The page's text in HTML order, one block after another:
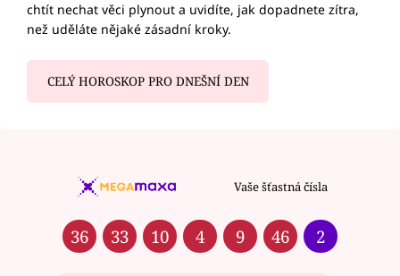
chtít nechat věci plynout a uvidíte, jak dopadnete zítra,
než uděláte nějaké zásadní kroky.
CELÝ HOROSKOP PRO DNEŠNÍ DEN
Vaše šťastná čísla
36 33 10 4 9 46 2